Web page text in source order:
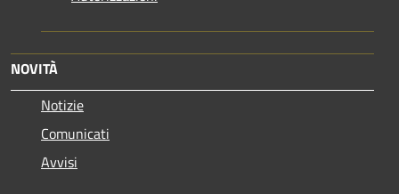
NOVITÀ
Notizie
Comunicati
Avvisi